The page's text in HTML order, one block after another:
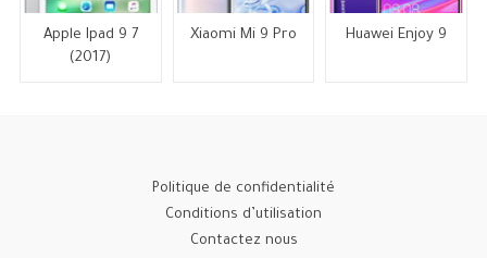
Apple Ipad 9 7
(2017)
Xiaomi Mi 9 Pro Huawei Enjoy 9
Politique de confidentialité
Conditions d’utilisation
Contactez nous